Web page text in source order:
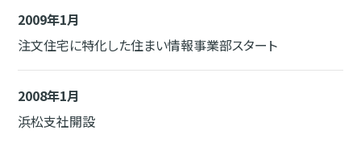
2009年1月
注文住宅に特化した住まい情報事業部スタート
2008年1月
浜松支社開設